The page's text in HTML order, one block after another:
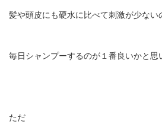
髪や頭皮にも硬水に比べて刺激が少ない
毎日シャンプーするのが１番良いかと思
ただ